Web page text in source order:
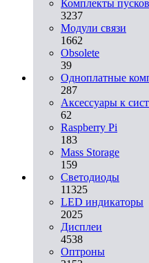
Комплекты
3237
Модули связи
1662
Obsolete
39
Одноплатные
287
Аксессуары к
62
Raspberry Pi
183
Mass Storage
159
Светодиоды
11325
LED индикаторы
2025
Дисплеи
4538
Оптроны